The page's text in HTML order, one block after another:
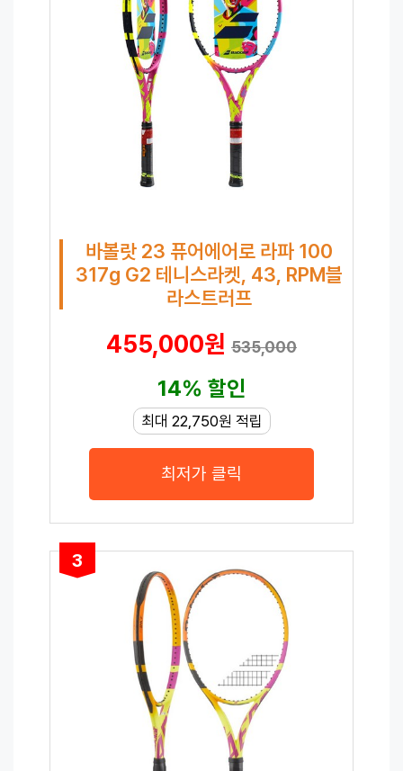
바볼랏 23 퓨어에어로 라파 100
317g G2 테니스라켓, 43, RPM블
라스트러프
455,000원 535,000
14% 할인
최대 22,750원 적립
최저가 클릭
3